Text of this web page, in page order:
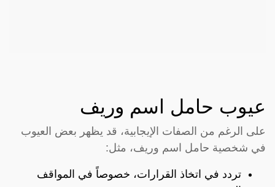
عيوب حامل اسم وريف
على الرغم من الصفات الإيجابية، قد يظهر بعض العيوب
في شخصية حامل اسم وريف، مثل:
تردد في اتخاذ القرارات، خصوصاً في المواقف